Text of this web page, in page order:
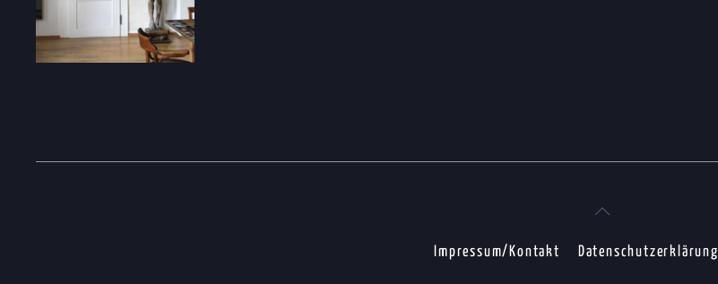
Impressum/Kontakt Datenschutzerklärung